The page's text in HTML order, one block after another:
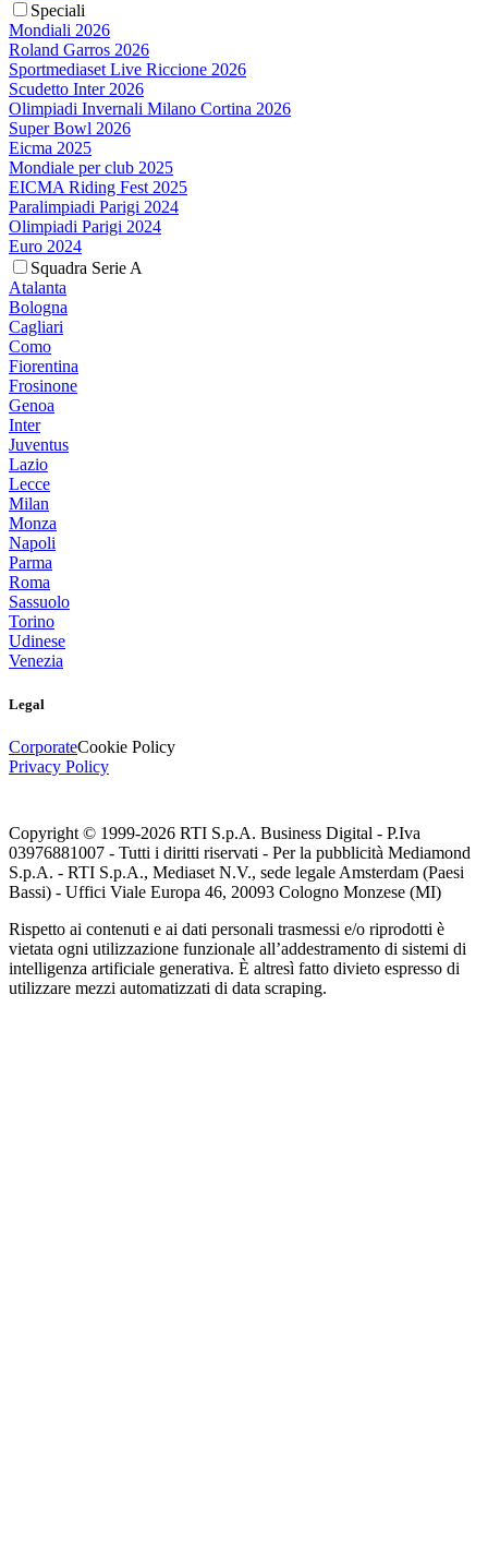
Speciali
Mondiali 2026
Roland Garros 2026
Sportmediaset Live Riccione 2026
Scudetto Inter 2026
Olimpiadi Invernali Milano Cortina 2026
Super Bowl 2026
Eicma 2025
Mondiale per club 2025
EICMA Riding Fest 2025
Paralimpiadi Parigi 2024
Olimpiadi Parigi 2024
Euro 2024
Squadra Serie A
Atalanta
Bologna
Cagliari
Como
Fiorentina
Frosinone
Genoa
Inter
Juventus
Lazio
Lecce
Milan
Monza
Napoli
Parma
Roma
Sassuolo
Torino
Udinese
Venezia
Legal
CorporateCookie Policy
Privacy Policy
Copyright © 1999-2026 RTI S.p.A. Business Digital - P.Iva
03976881007 - Tutti i diritti riservati - Per la pubblicità Mediamond
S.p.A. - RTI S.p.A., Mediaset N.V., sede legale Amsterdam (Paesi
Bassi) - Uffici Viale Europa 46, 20093 Cologno Monzese (MI)
Rispetto ai contenuti e ai dati personali trasmessi e/o riprodotti è
vietata ogni utilizzazione funzionale all’addestramento di sistemi di
intelligenza artificiale generativa. È altresì fatto divieto espresso di
utilizzare mezzi automatizzati di data scraping.